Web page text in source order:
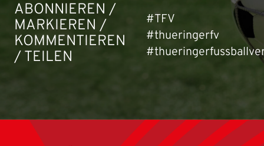
ABONNIEREN /
MARKIEREN /
KOMMENTIEREN
/ TEILEN
#TFV
#thueringerfv